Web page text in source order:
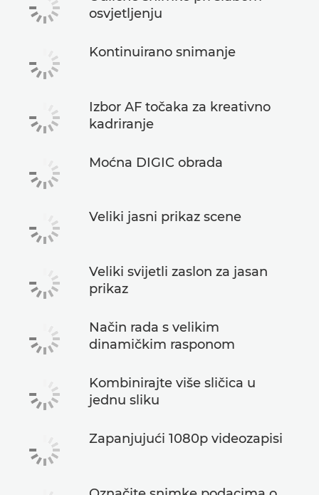
osvjetljenju
Kontinuirano snimanje
Izbor AF točaka za kreativno
kadriranje
Moćna DIGIC obrada
Veliki jasni prikaz scene
Veliki svijetli zaslon za jasan
prikaz
Način rada s velikim
dinamičkim rasponom
Kombinirajte više sličica u
jednu sliku
Zapanjujući 1080p videozapisi